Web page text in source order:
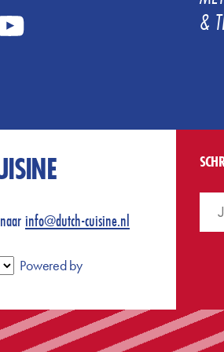
tube
&
info@dutch-cuisine.nl
Powered by